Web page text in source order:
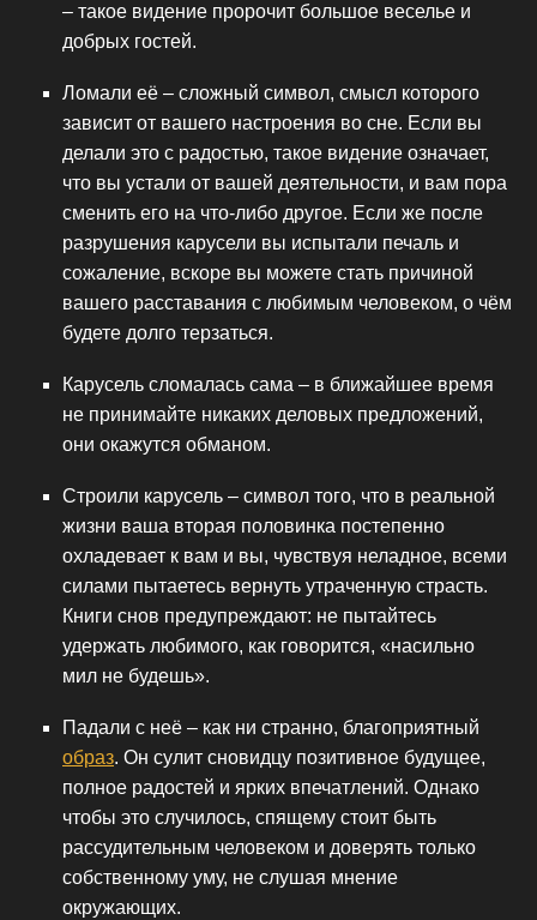
– такое видение пророчит большое веселье и
добрых гостей.
Ломали её – сложный символ, смысл которого
зависит от вашего настроения во сне. Если вы
делали это с радостью, такое видение означает,
что вы устали от вашей деятельности, и вам пора
сменить его на что-либо другое. Если же после
разрушения карусели вы испытали печаль и
сожаление, вскоре вы можете стать причиной
вашего расставания с любимым человеком, о чём
будете долго терзаться.
Карусель сломалась сама – в ближайшее время
не принимайте никаких деловых предложений,
они окажутся обманом.
Строили карусель – символ того, что в реальной
жизни ваша вторая половинка постепенно
охладевает к вам и вы, чувствуя неладное, всеми
силами пытаетесь вернуть утраченную страсть.
Книги снов предупреждают: не пытайтесь
удержать любимого, как говорится, «насильно
мил не будешь».
Падали с неё – как ни странно, благоприятный
образ. Он сулит сновидцу позитивное будущее,
полное радостей и ярких впечатлений. Однако
чтобы это случилось, спящему стоит быть
рассудительным человеком и доверять только
собственному уму, не слушая мнение
окружающих.